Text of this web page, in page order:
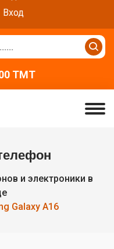
Вход
TMT
и электроники в
Galaxy A16